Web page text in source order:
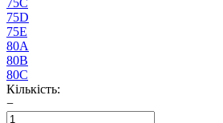
75D
75E
80A
80B
80C
Кількість:
−